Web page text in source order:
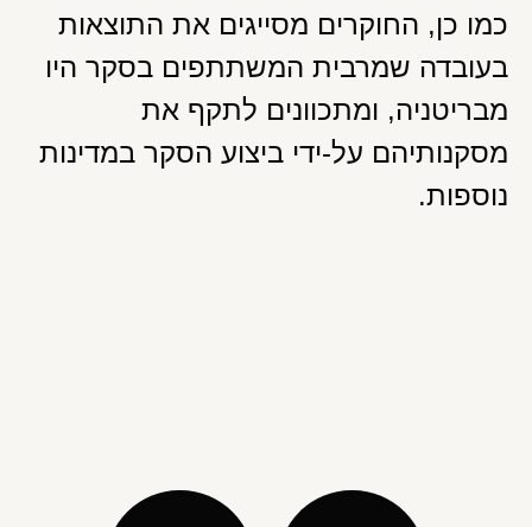
כמו כן, החוקרים מסייגים את התוצאות
בעובדה שמרבית המשתתפים בסקר היו
מבריטניה, ומתכוונים לתקף את
מסקנותיהם על-ידי ביצוע הסקר במדינות
נוספות.